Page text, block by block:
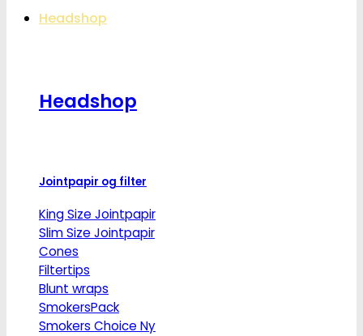
Headshop
Headshop
Jointpapir og filter
King Size Jointpapir
Slim Size Jointpapir
Cones
Filtertips
Blunt wraps
SmokersPack
Smokers Choice